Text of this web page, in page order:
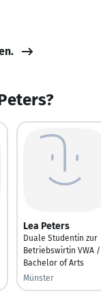
Lea Peters
Duale Studentin zur
Betriebswirtin VWA /
Bachelor of Arts
Münster